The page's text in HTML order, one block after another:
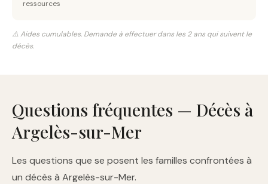
ressources
⚠️ Aides cumulables. Demande à effectuer dans les 2 ans qui suivent le
décès.
Questions fréquentes — Décès à
Argelès-sur-Mer
Les questions que se posent les familles confrontées à
un décès à Argelès-sur-Mer.